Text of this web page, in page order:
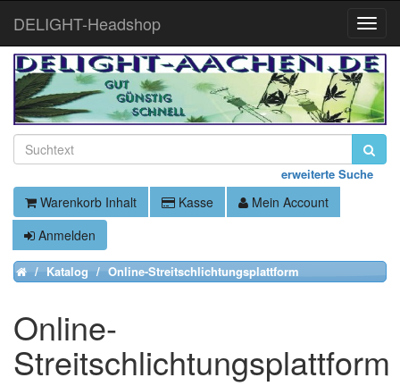
erweiterte Suche
Warenkorb Inhalt Kasse
Mein Account
Anmelden
HomeKatalog Online-Streitschlichtungsplattform
Online-
Streitschlichtungsplattform
Toggle
DELIGHT-Headshop